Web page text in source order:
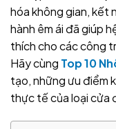
hóa không gian, kết
hành êm ái đã giúp
thích cho các công
Hãy cùng Top 10
tạo, những ưu điểm
thực tế của loại cửa